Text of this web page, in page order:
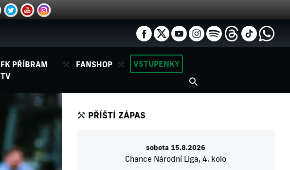
FK PŘÍBRAM
TV
FANSHOP VSTUPENKY
PŘÍŠTÍ ZÁPAS
sobota 15.8.2026
Chance Národní Liga, 4. kolo